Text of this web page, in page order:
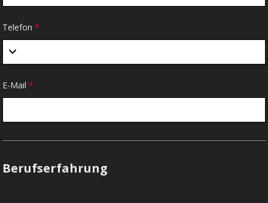
Telefon*
E-Mail*
Berufserfahrung